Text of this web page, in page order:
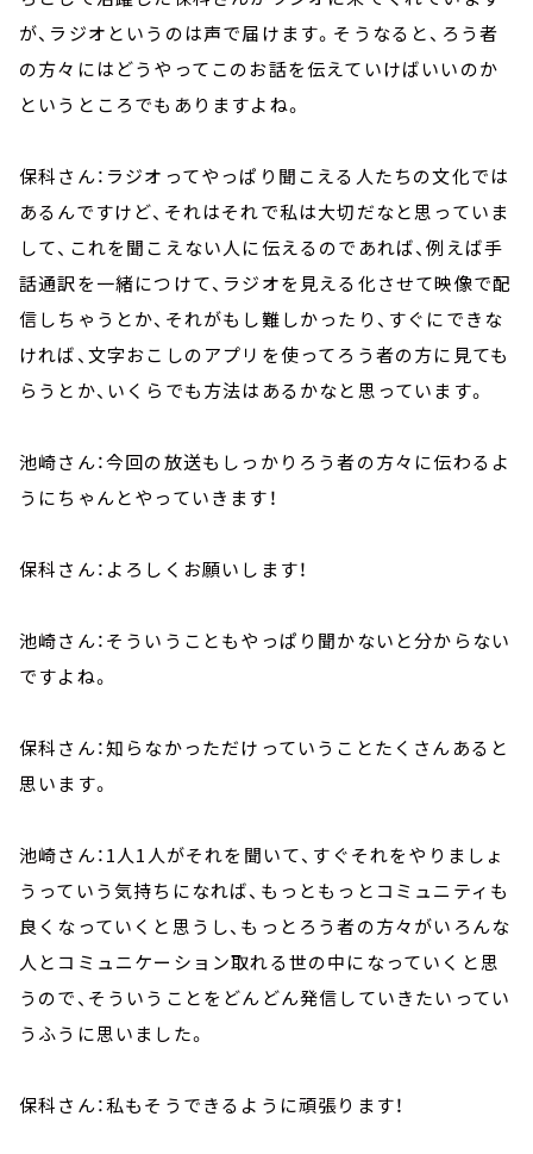
が、ラジオというのは声で届けます。そうなると、ろう者
の方々にはどうやってこのお話を伝えていけばいいのか
というところでもありますよね。
保科さん：ラジオってやっぱり聞こえる人たちの文化では
あるんですけど、それはそれで私は大切だなと思っていま
して、これを聞こえない人に伝えるのであれば、例えば手
話通訳を一緒につけて、ラジオを見える化させて映像で配
信しちゃうとか、それがもし難しかったり、すぐにできな
ければ、文字おこしのアプリを使ってろう者の方に見ても
らうとか、いくらでも方法はあるかなと思っています。
池崎さん：今回の放送もしっかりろう者の方々に伝わるよ
うにちゃんとやっていきます！
保科さん：よろしくお願いします！
池崎さん：そういうこともやっぱり聞かないと分からない
ですよね。
保科さん：知らなかっただけっていうことたくさんあると
思います。
池崎さん：1人1人がそれを聞いて、すぐそれをやりましょ
うっていう気持ちになれば、もっともっとコミュニティも
良くなっていくと思うし、もっとろう者の方々がいろんな
人とコミュニケーション取れる世の中になっていくと思
うので、そういうことをどんどん発信していきたいってい
うふうに思いました。
保科さん：私もそうできるように頑張ります！